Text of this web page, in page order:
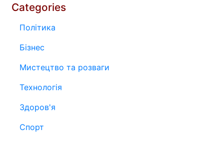
Categories
Політика
Бізнес
Мистецтво та розваги
Технологія
Здоров'я
Спорт